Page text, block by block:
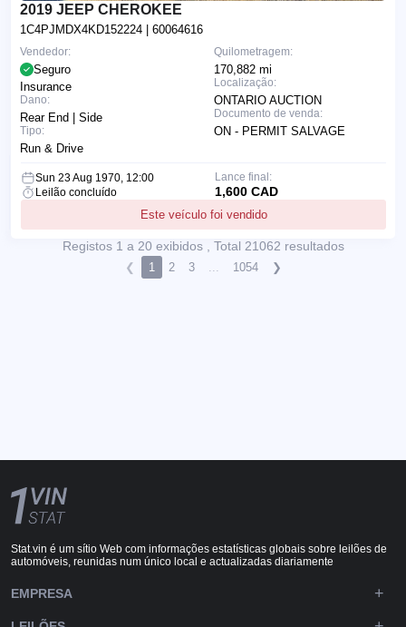
2019 JEEP CHEROKEE
1C4PJMDX4KD152224 | 60064616
Quilometragem:
170,882 mi
Localização:
ONTARIO AUCTION
Documento de venda:
ON - PERMIT SALVAGE
Vendedor:
Seguro
Insurance
Dano:
Rear End | Side
Tipo:
Run & Drive
Sun 23 Aug 1970, 12:00
Leilão concluído
Este veículo foi vendido
Lance final:
1,600 CAD
Registos 1 a 20 exibidos , Total 21062 resultados
❮ 1 2 3 ... 1054 ❯
Stat.vin é um sítio Web com informações estatísticas globais sobre leilões de
automóveis, reunidas num único local e actualizadas diariamente
EMPRESA